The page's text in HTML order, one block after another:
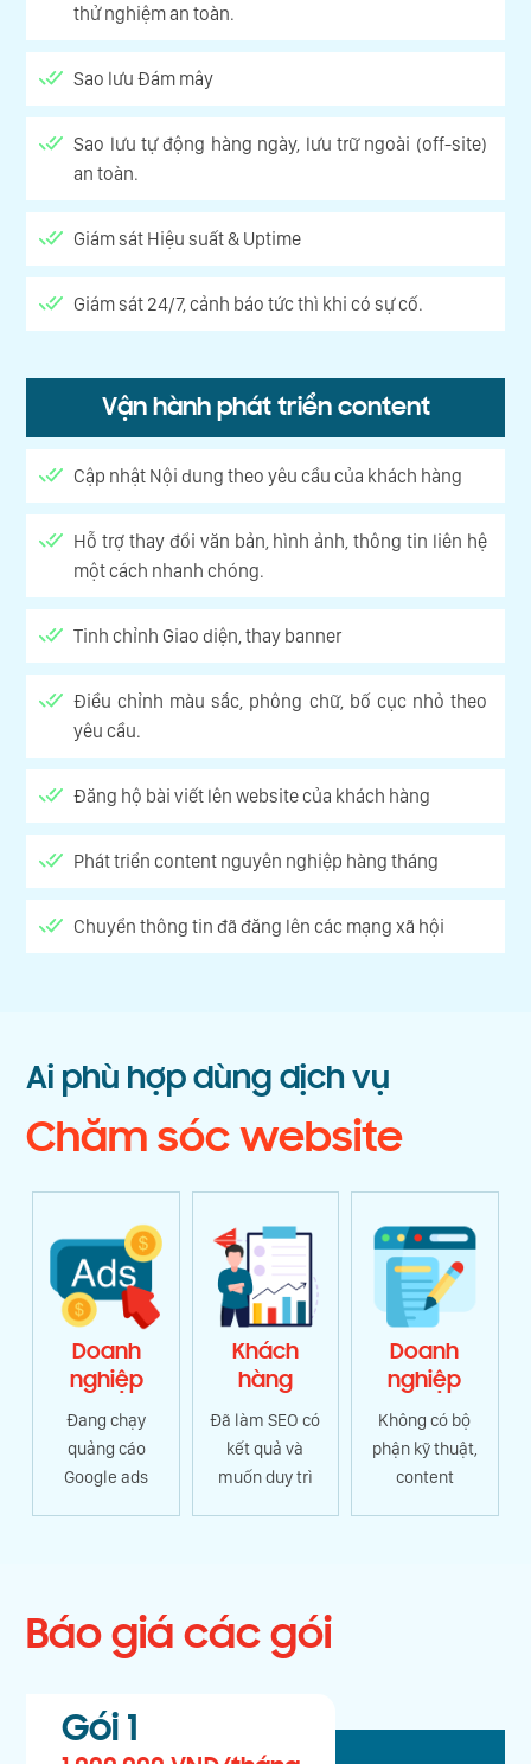
thử nghiệm an toàn.
Sao lưu Đám mây
Sao lưu tự động hàng ngày, lưu trữ ngoài (off-site)
an toàn.
Giám sát Hiệu suất & Uptime
Giám sát 24/7, cảnh báo tức thì khi có sự cố.
Vận hành phát triển content
Cập nhật Nội dung theo yêu cầu của khách hàng
Hỗ trợ thay đổi văn bản, hình ảnh, thông tin liên hệ
một cách nhanh chóng.
Tinh chỉnh Giao diện, thay banner
Điều chỉnh màu sắc, phông chữ, bố cục nhỏ theo
yêu cầu.
Đăng hộ bài viết lên website của khách hàng
Phát triển content nguyên nghiệp hàng tháng
Chuyển thông tin đã đăng lên các mạng xã hội
Ai phù hợp dùng dịch vụ
Chăm sóc website
Doanh
nghiệp
Đang chạy
quảng cáo
Google ads
Khách
hàng
Đã làm SEO có
kết quả và
muốn duy trì
Doanh
nghiệp
Không có bộ
phận kỹ thuật,
content
Báo giá các gói
Gói 1